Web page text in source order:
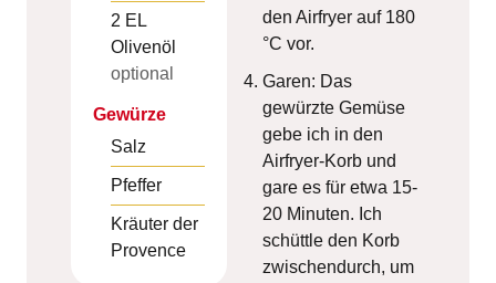
2 EL
Olivenöl
optional
Gewürze
Salz
Pfeffer
Kräuter der
Provence
den Airfryer auf 180
°C vor.
Garen: Das
gewürzte Gemüse
gebe ich in den
Airfryer-Korb und
gare es für etwa 15-
20 Minuten. Ich
schüttle den Korb
zwischendurch, um